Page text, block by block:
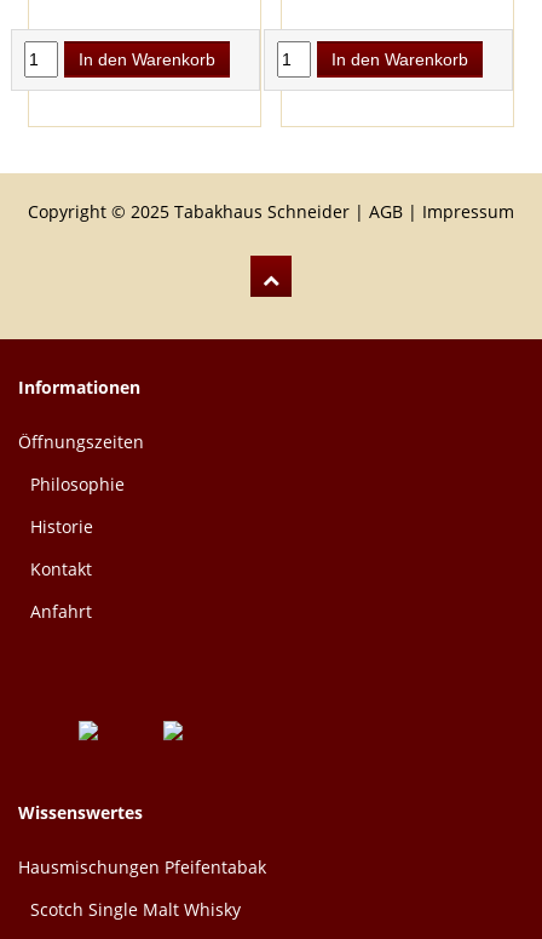
In den Warenkorb In den Warenkorb
Copyright © 2025 Tabakhaus Schneider | AGB | Impressum
Informationen
Öffnungszeiten
Philosophie
Historie
Kontakt
Anfahrt
Wissenswertes
Hausmischungen Pfeifentabak
Scotch Single Malt Whisky